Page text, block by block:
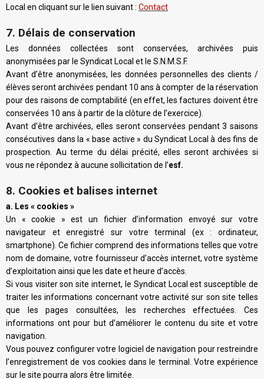
Local en cliquant sur le lien suivant : Contact
7. Délais de conservation
Les données collectées sont conservées, archivées puis
anonymisées par le Syndicat Local et le S.N.M.S.F.
Avant d’être anonymisées, les données personnelles des clients /
élèves seront archivées pendant 10 ans à compter de la réservation
pour des raisons de comptabilité (en effet, les factures doivent être
conservées 10 ans à partir de la clôture de l’exercice).
Avant d’être archivées, elles seront conservées pendant 3 saisons
consécutives dans la « base active » du Syndicat Local à des fins de
prospection. Au terme du délai précité, elles seront archivées si
vous ne répondez à aucune sollicitation de l’esf.
8. Cookies et balises internet
a. Les « cookies »
Un « cookie » est un fichier d’information envoyé sur votre
navigateur et enregistré sur votre terminal (ex : ordinateur,
smartphone). Ce fichier comprend des informations telles que votre
nom de domaine, votre fournisseur d’accès internet, votre système
d’exploitation ainsi que les date et heure d’accès.
Si vous visiter son site internet, le Syndicat Local est susceptible de
traiter les informations concernant votre activité sur son site telles
que les pages consultées, les recherches effectuées. Ces
informations ont pour but d’améliorer le contenu du site et votre
navigation.
Vous pouvez configurer votre logiciel de navigation pour restreindre
l’enregistrement de vos cookies dans le terminal. Votre expérience
sur le site pourra alors être limitée.